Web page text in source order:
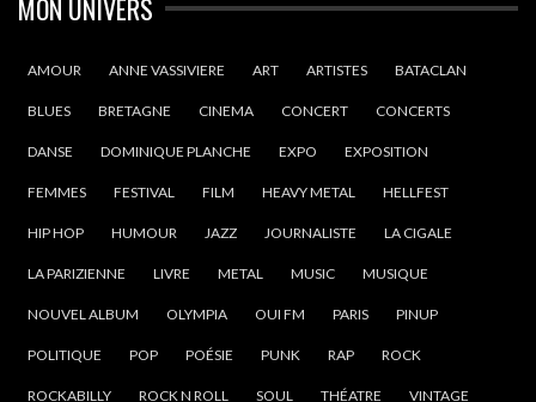
MON UNIVERS
AMOUR ANNE VASSIVIERE ART ARTISTES BATACLAN
BLUES BRETAGNE CINEMA CONCERT CONCERTS
DANSE DOMINIQUE PLANCHE EXPO EXPOSITION
FEMMES FESTIVAL FILM HEAVY METAL HELLFEST
HIP HOP HUMOUR JAZZ JOURNALISTE LA CIGALE
LA PARIZIENNE LIVRE METAL MUSIC MUSIQUE
NOUVEL ALBUM OLYMPIA OUI FM PARIS PINUP
POLITIQUE POP POÉSIE PUNK RAP ROCK
ROCKABILLY ROCK N ROLL SOUL THÉATRE VINTAGE